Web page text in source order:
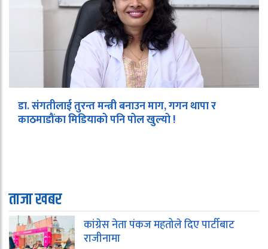
डा. संगतीलाई तुरन्त मन्त्री बनाउन माग, गगन थापा र
काठमाडौंका मिडियाको पनि पोल खुल्यो !
ताजा खबर
कांग्रेस नेता पंकज महतोले दिए पार्टीबाट
राजीनामा